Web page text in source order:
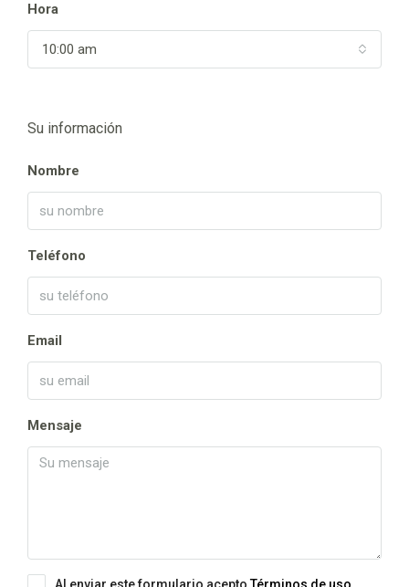
Hora
10:00 am
Su información
Nombre
Teléfono
Email
Mensaje